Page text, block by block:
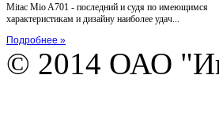
Mitac Mio A701 - последний и судя по имеющимся
характеристикам и дизайну наиболее удач...
Подробнее »
© 2014 ОАО